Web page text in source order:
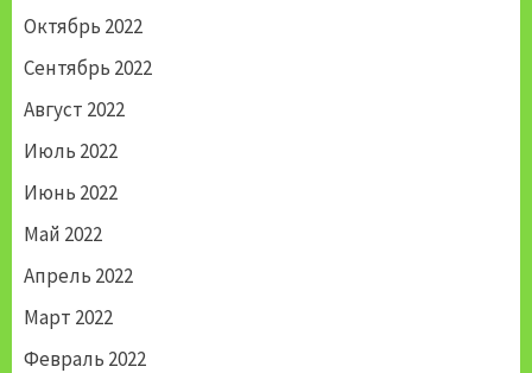
Октябрь 2022
Сентябрь 2022
Август 2022
Июль 2022
Июнь 2022
Май 2022
Апрель 2022
Март 2022
Февраль 2022